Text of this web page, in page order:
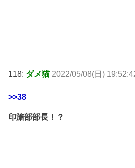
118: ダメ猫 2022/05/08(日)
>>38
印旛部部長！？